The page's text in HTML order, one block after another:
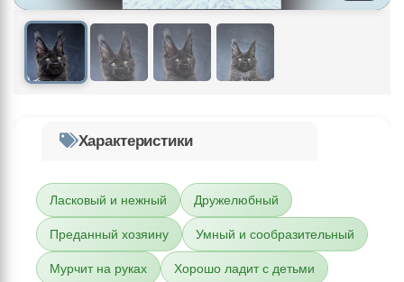
Характеристики
Ласковый и нежный Дружелюбный
Преданный хозяину Умный и сообразительный
Мурчит на руках Хорошо ладит с детьми